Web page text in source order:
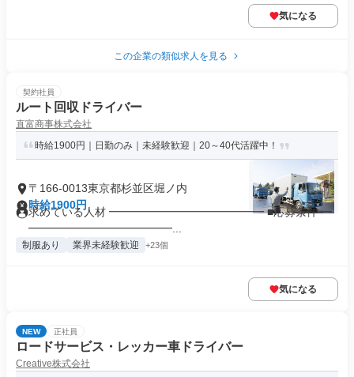
気になる
この企業の類似求人を見る
契約社員
ルート回収ドライバー
直富商事株式会社
時給1900円｜日勤のみ｜未経験歓迎｜20～40代活躍中！
〒166-0013東京都杉並区堀ノ内
時給1900円
求めている人材 ━━━━━━━━━━━━━━ ■応募条件 ━
━━━━━━━━━━━━━...
制服あり 業界未経験歓迎 +23個
気になる
NEW 正社員
ロードサービス・レッカー車ドライバー
Creative株式会社